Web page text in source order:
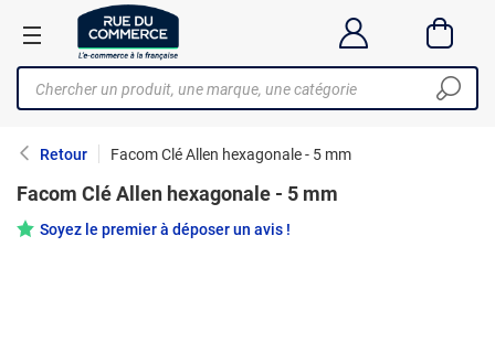
Retour Facom Clé Allen hexagonale - 5 mm
Facom Clé Allen hexagonale - 5 mm
Soyez le premier à déposer un avis !